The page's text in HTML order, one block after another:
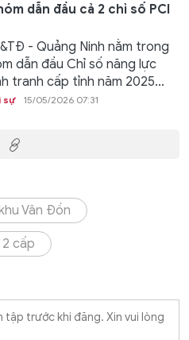
dẫn đầu cả 2 chỉ số PCI
- Quảng Ninh nằm trong
dẫn đầu Chỉ số năng lực
tranh cấp tỉnh năm 2025...
sự 15/05/2026 07:31
Vân Đồn
cấp